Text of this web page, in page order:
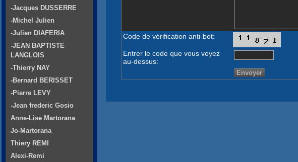
Code de vérification anti-bot:
Entrer le code que vous voyez
au-dessus:
-Jacques DUSSERRE
-Michel Julien
-Julien DIAFERIA
-JEAN BAPTISTE
LANGLOIS
-Thierry NAY
-Bernard BERISSET
-Pierre LEVY
-Jean frederic Gosio
Anne-Lise Martorana
Jo-Martorana
Thiery REMI
Alexi-Remi